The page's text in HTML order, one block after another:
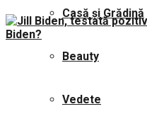
Casă și Grădină
Beauty
Vedete